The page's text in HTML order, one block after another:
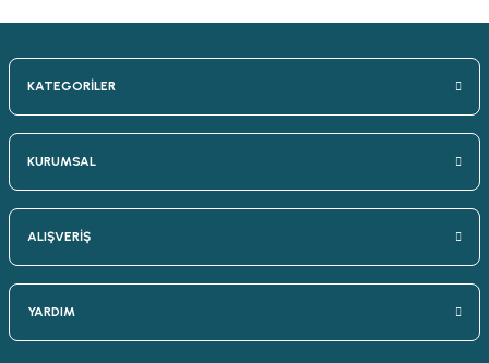
KATEGORİLER
KURUMSAL
ALIŞVERİŞ
YARDIM